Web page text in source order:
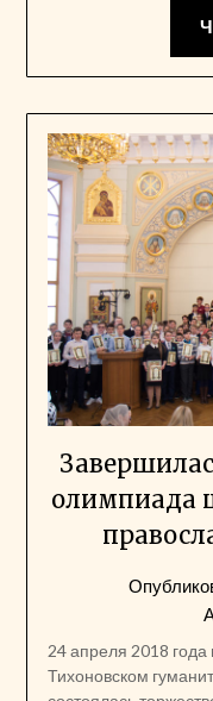
олимпиада
24 апреля 2018
Тихоновском